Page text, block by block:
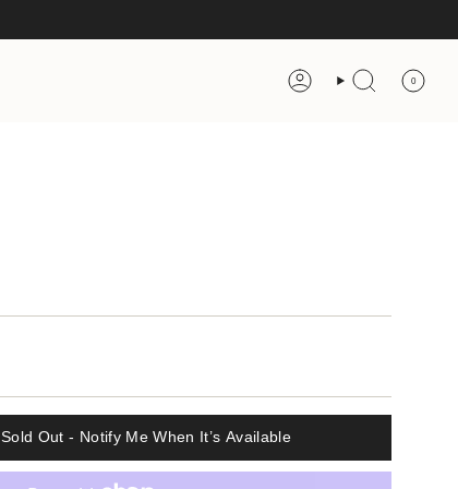
Account Search 0
Sold Out - Notify Me When It’s Available